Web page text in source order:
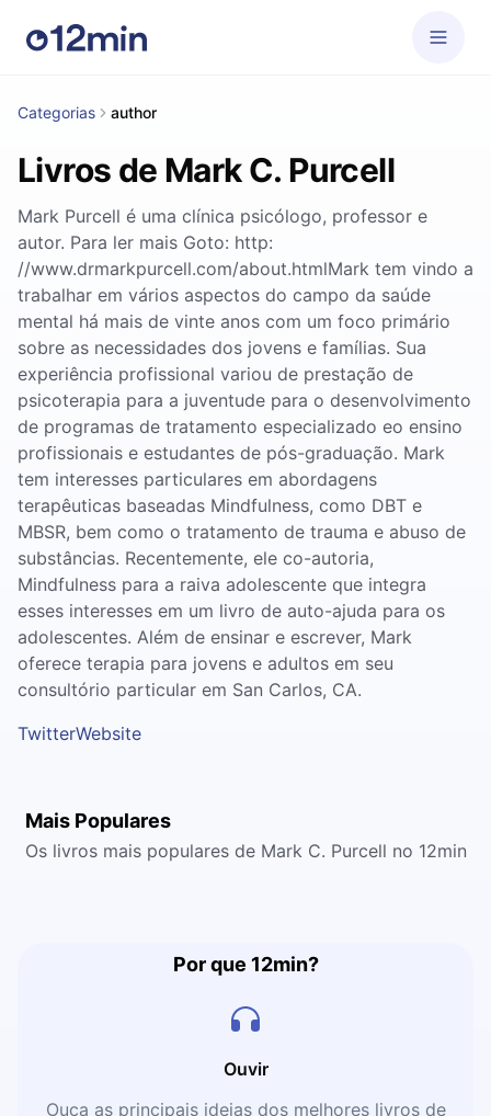
Categorias author
Livros de Mark C. Purcell
Mark Purcell é uma clínica psicólogo, professor e
autor. Para ler mais Goto: http:
//www.drmarkpurcell.com/about.htmlMark tem vindo a
trabalhar em vários aspectos do campo da saúde
mental há mais de vinte anos com um foco primário
sobre as necessidades dos jovens e famílias. Sua
experiência profissional variou de prestação de
psicoterapia para a juventude para o desenvolvimento
de programas de tratamento especializado eo ensino
profissionais e estudantes de pós-graduação. Mark
tem interesses particulares em abordagens
terapêuticas baseadas Mindfulness, como DBT e
MBSR, bem como o tratamento de trauma e abuso de
substâncias. Recentemente, ele co-autoria,
Mindfulness para a raiva adolescente que integra
esses interesses em um livro de auto-ajuda para os
adolescentes. Além de ensinar e escrever, Mark
oferece terapia para jovens e adultos em seu
consultório particular em San Carlos, CA.
TwitterWebsite
Mais Populares
Os livros mais populares de Mark C. Purcell no 12min
Por que 12min?
Ouvir
Ouça as principais ideias dos melhores livros de